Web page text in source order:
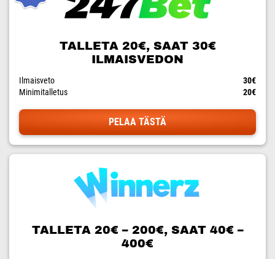
TALLETA 20€, SAAT 30€
ILMAISVEDON
Ilmaisveto
30€
Minimitalletus
20€
PELAA TÄSTÄ
TALLETA 20€ – 200€, SAAT 40€ –
400€